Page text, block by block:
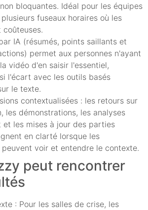
bloquantes. Idéal pour les équipes
fuseaux horaires où les
coûteuses.
IA (résumés, points saillants et
permet aux personnes n'ayant
vidéo d'en saisir l'essentiel,
l'écart avec les outils basés
le texte.
contextualisées : les retours sur
les démonstrations, les analyses
les mises à jour des parties
en clarté lorsque les
voir et entendre le contexte.
peut rencontrer
: Pour les salles de crise, les